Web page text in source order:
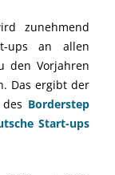
zunehmend
ups an allen
den Vorjahren
Das ergibt der
Borderstep
Start-ups